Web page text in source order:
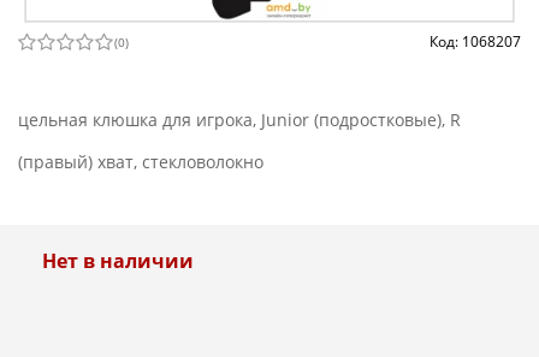
(0) Код: 1068207
цельная клюшка для игрока, Junior (подростковые), R
(правый) хват, стекловолокно
Нет в наличии